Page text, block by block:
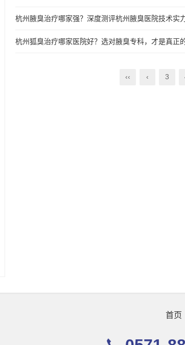
杭州腋臭治疗哪家强？深度测评杭州腋臭医院技术实
杭州狐臭治疗哪家医院好？选对腋臭专科，才是真正
‹‹ ‹ 3
首页